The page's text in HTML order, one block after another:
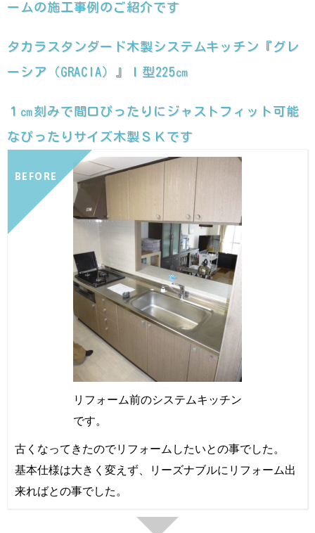
ームの施工事例のご紹介です
タカラスタンダード木製システムキッチン『グレ
ーシア（GRACIA）』Ｉ型225㎝
１㎝刻みで間口ぴったりにジャストフィット可能
なぴったりサイズ木製ＳＫです
BEFORE
リフォーム前のシステムキッチン
です。
古くなってきたのでリフォームしたいとの事でした。
基本仕様は大きく変えず、リーズナブルにリフォーム出
来ればとの事でした。